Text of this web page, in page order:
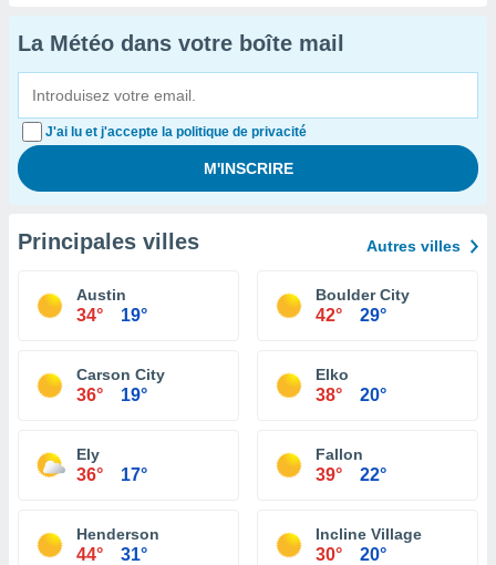
La Météo dans votre boîte mail
J'ai lu et j'accepte la politique de privacité
Principales villes Autres villes
Austin
34° 19°
Boulder City
42° 29°
Carson City
36° 19°
Elko
38° 20°
Ely
36° 17°
Fallon
39° 22°
Henderson
44° 31°
Incline Village
30° 20°